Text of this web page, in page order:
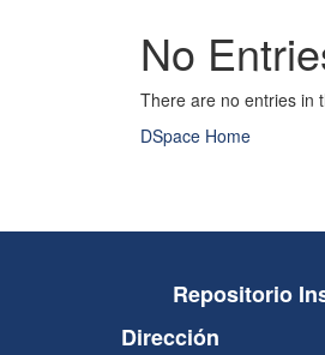
No
There are no entries in
DSpace Home
Repositorio
Dirección